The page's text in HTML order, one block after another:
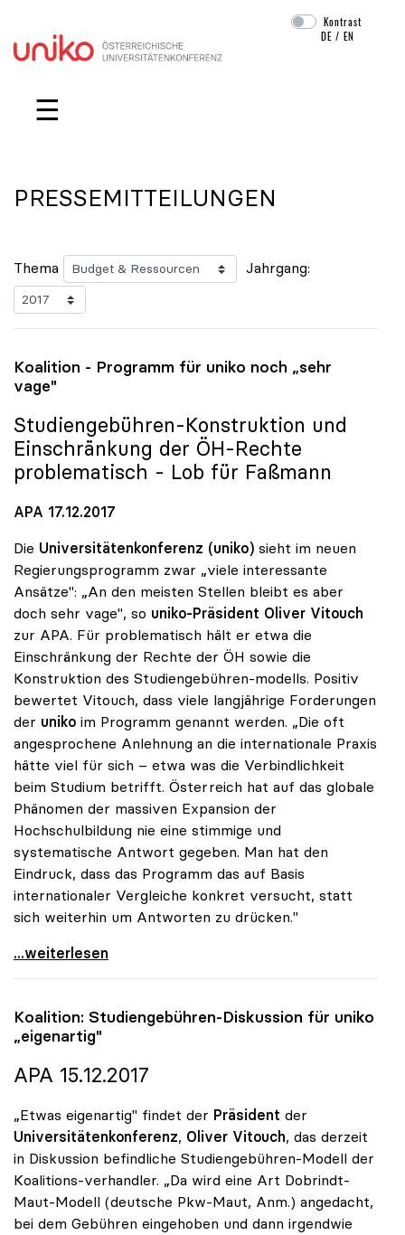
Navigation überspringen
Kontrast
DE /EN
☰
PRESSEMITTEILUNGEN
Thema Jahrgang:
Koalition - Programm für uniko noch „sehr
vage"
Studiengebühren-Konstruktion und
Einschränkung der ÖH-Rechte
problematisch - Lob für Faßmann
APA 17.12.2017
Die Universitätenkonferenz (uniko) sieht im neuen
Regierungsprogramm zwar „viele interessante
Ansätze": „An den meisten Stellen bleibt es aber
doch sehr vage", so uniko-Präsident Oliver Vitouch
zur APA. Für problematisch hält er etwa die
Einschränkung der Rechte der ÖH sowie die
Konstruktion des Studiengebühren-modells. Positiv
bewertet Vitouch, dass viele langjährige Forderungen
der uniko im Programm genannt werden. „Die oft
angesprochene Anlehnung an die internationale Praxis
hätte viel für sich – etwa was die Verbindlichkeit
beim Studium betrifft. Österreich hat auf das globale
Phänomen der massiven Expansion der
Hochschulbildung nie eine stimmige und
systematische Antwort gegeben. Man hat den
Eindruck, dass das Programm das auf Basis
internationaler Vergleiche konkret versucht, statt
sich weiterhin um Antworten zu drücken."
Koalition - Programm für uniko noch „sehr vage\"
...weiterlesen
Koalition: Studiengebühren-Diskussion für uniko
„eigenartig"
APA 15.12.2017
„Etwas eigenartig" findet der Präsident der
Universitätenkonferenz, Oliver Vitouch, das derzeit
in Diskussion befindliche Studiengebühren-Modell der
Koalitions-verhandler. „Da wird eine Art Dobrindt-
Maut-Modell (deutsche Pkw-Maut, Anm.) angedacht,
bei dem Gebühren eingehoben und dann irgendwie